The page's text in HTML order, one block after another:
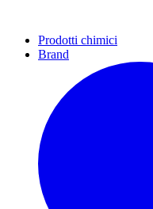
Prodotti chimici
Brand